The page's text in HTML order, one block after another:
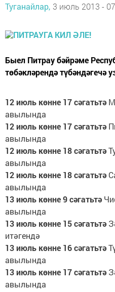
Туганайлар, 3 июль 2013 -
Быел Питрау бәйрәме
төбәкләрендә түбәндәгечә
12 июль көнне 17 сәгатьтә
авылында
12 июль көнне 17 сәгатьтә
авылында
12 июль көнне 18 сәгатьтә
авылында
12 июль көнне 18 сәгатьтә
авылында
13 июль көнне 9 сәгатьтә
авылында
13 июль көнне 15 сәгатьтә
итәгендә
13 июль көнне 16 сәгатьтә
авылында
13 июль көнне 17 сәгатьтә
авылында